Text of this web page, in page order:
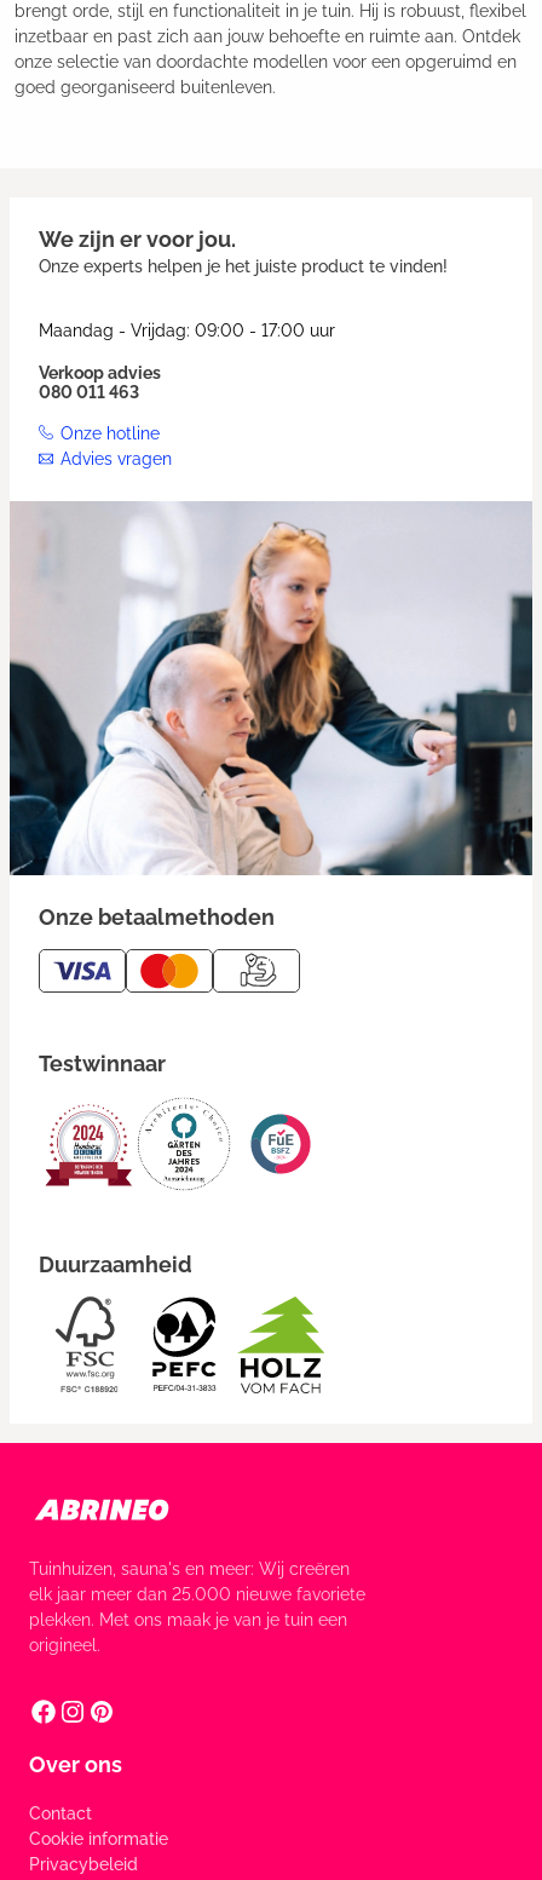
brengt orde, stijl en functionaliteit in je tuin. Hij is robuust, flexibel
inzetbaar en past zich aan jouw behoefte en ruimte aan. Ontdek
onze selectie van doordachte modellen voor een opgeruimd en
goed georganiseerd buitenleven.
We zijn er voor jou.
Onze experts helpen je het juiste product te vinden!
Maandag - Vrijdag: 09:00 - 17:00 uur
Verkoop advies
080 011 463
Onze hotline
Advies vragen
Onze betaalmethoden
Testwinnaar
Duurzaamheid
Tuinhuizen, sauna's en meer: Wij creëren
elk jaar meer dan 25.000 nieuwe favoriete
plekken. Met ons maak je van je tuin een
origineel.
Over ons
Contact
Cookie informatie
Privacybeleid